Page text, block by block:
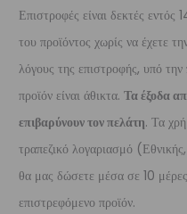
Επιστροφές είναι δεκτές
του προϊόντος χωρίς να έχετε
λόγους της επιστροφής, υπό
προϊόν είναι άθικτα. Τα έξοδα
επιβαρύνουν τον πελάτη. Τα
τραπεζικό λογαριασμό
θα μας δώσετε μέσα σε 10
επιστρεφόμενο προϊόν.